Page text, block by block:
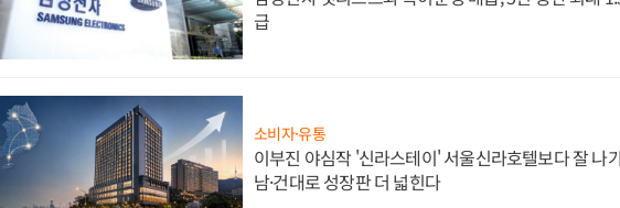
급
소비자·유통
이부진 야심작 '신라스테이' 서울신라호텔보다 잘 나
남·건대로 성장판 더 넓힌다